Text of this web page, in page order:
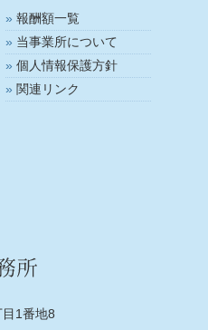
報酬額一覧
当事業所について
個人情報保護方針
関連リンク
1番地8